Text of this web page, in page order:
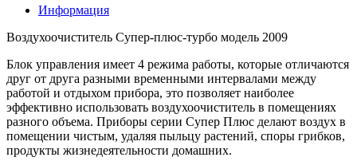
Информация
Воздухоочиститель Супер-плюс-турбо модель 2009
Блок управления имеет 4 режима работы, которые отличаются
друг от друга разными временными интервалами между
работой и отдыхом прибора, это позволяет наиболее
эффективно использовать воздухоочиститель в помещениях
разного объема. Приборы серии Супер Плюс делают воздух в
помещении чистым, удаляя пыльцу растений, споры грибков,
продукты жизнедеятельности домашних.